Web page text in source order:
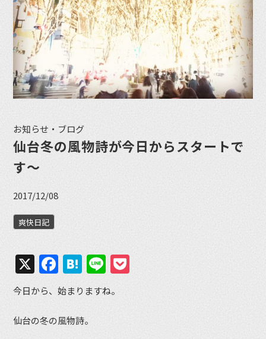
お知らせ・ブログ
仙台冬の風物詩が今日からスタートで
す〜
2017/12/08
爽快日記
X Facebook
Hatena
Line
今日から、始まりますね。
仙台の冬の風物詩。